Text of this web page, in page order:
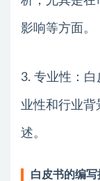
影响等方面。
3. 专业性：
业性和行业背
述。
白皮书的编写